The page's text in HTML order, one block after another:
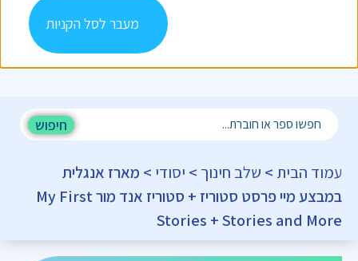
מעבר לסל הקניות
חיפוש
עמוד הבית > שלב חינוך > יסודי > מארז אנגלית
במבצע מיי פרסט סטוריז + סטוריז אנד מור My First
Stories + Stories and More